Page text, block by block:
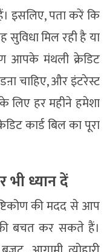
इसलिए, पता करें कि
सुविधा मिल रही है या
आपके मंथली क्रेडिट
चाहिए, और इंटरेस्ट
लिए हर महीने हमेशा
कार्ड बिल का पूरा
भी ध्यान दें
की मदद से आप
बचत कर सकते हैं।